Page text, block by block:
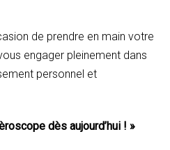
de prendre en main votre
engager pleinement dans
personnel et
dès aujourd’hui ! »